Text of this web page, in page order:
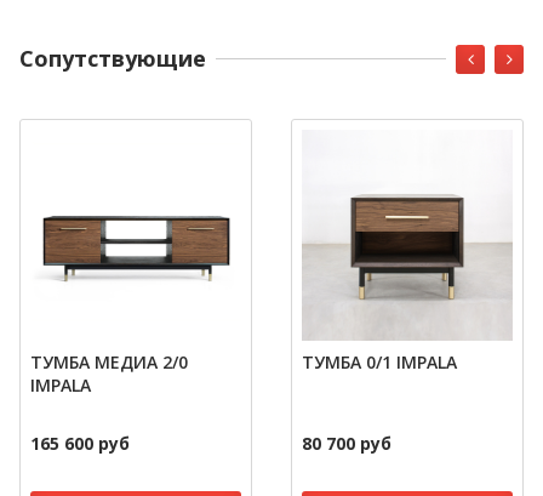
Cопутствующие
ТУМБА МЕДИА 2/0
IMPALA
165 600 руб
ТУМБА 0/1 IMPALA
80 700 руб